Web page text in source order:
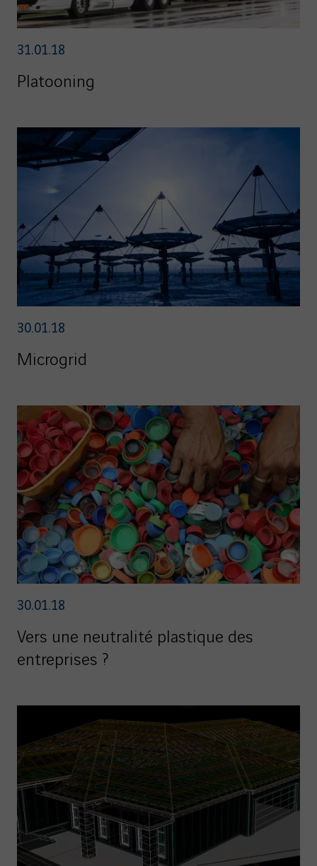
31.01.18
Platooning
30.01.18
Microgrid
30.01.18
Vers une neutralité plastique des
entreprises ?